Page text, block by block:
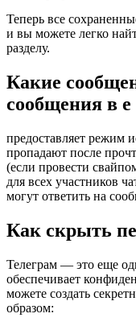
Теперь все
и вы можете легко
разделу.
Какие
сообщения в е
предоставляет режим
пропадают после
(если провести
для всех участников
могут ответить на
Как скрыть
Телеграм — это еще
обеспечивает
можете создать
образом: